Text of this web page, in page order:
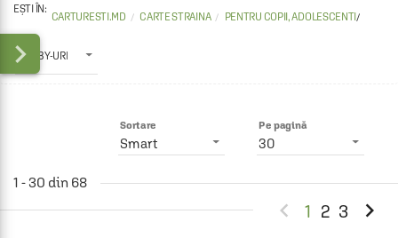
CARTURESTI.MD CARTE STRAINA PENTRU COPII, ADOLESCENTI/
HOBBY-URI

Pe pagină
30
Sortare
Smart
1 - 30 din 68
 1 2 3 